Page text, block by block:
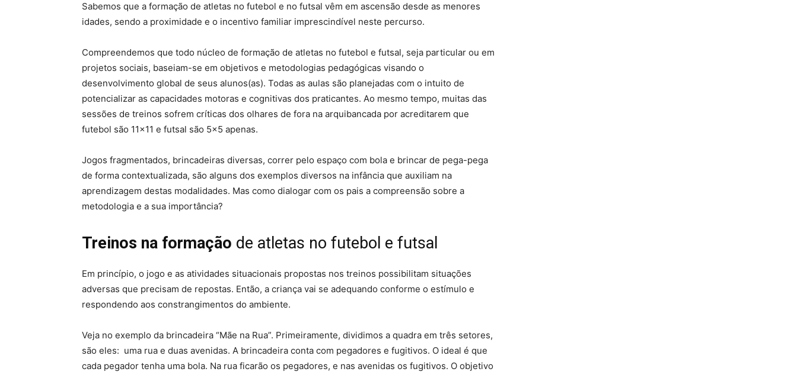
Sabemos que a formação de atletas no futebol e no futsal vêm em ascensão desde as menores
idades, sendo a proximidade e o incentivo familiar imprescindível neste percurso.
Compreendemos que todo núcleo de formação de atletas no futebol e futsal, seja particular ou em
projetos sociais, baseiam-se em objetivos e metodologias pedagógicas visando o
desenvolvimento global de seus alunos(as). Todas as aulas são planejadas com o intuito de
potencializar as capacidades motoras e cognitivas dos praticantes. Ao mesmo tempo, muitas das
sessões de treinos sofrem críticas dos olhares de fora na arquibancada por acreditarem que
futebol são 11×11 e futsal são 5×5 apenas.
Jogos fragmentados, brincadeiras diversas, correr pelo espaço com bola e brincar de pega-pega
de forma contextualizada, são alguns dos exemplos diversos na infância que auxiliam na
aprendizagem destas modalidades. Mas como dialogar com os pais a compreensão sobre a
metodologia e a sua importância?
Treinos na formação de atletas no futebol e futsal
Em princípio, o jogo e as atividades situacionais propostas nos treinos possibilitam situações
adversas que precisam de repostas. Então, a criança vai se adequando conforme o estímulo e
respondendo aos constrangimentos do ambiente.
Veja no exemplo da brincadeira “Mãe na Rua”. Primeiramente, dividimos a quadra em três setores,
são eles: uma rua e duas avenidas. A brincadeira conta com pegadores e fugitivos. O ideal é que
cada pegador tenha uma bola. Na rua ficarão os pegadores, e nas avenidas os fugitivos. O objetivo